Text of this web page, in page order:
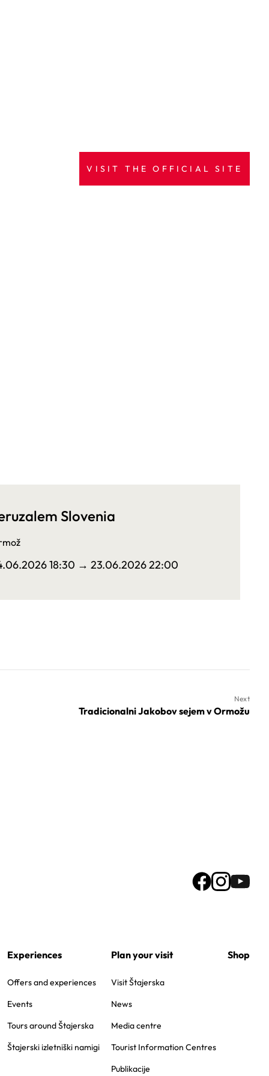
VISIT THE OFFICIAL SITE
Slovenia
18:30 → 23.06.2026 22:00
Next
Tradicionalni Jakobov sejem v Ormožu
Experiences
Offers and experiences
Events
Tours around Štajerska
Štajerski izletniški namigi
Plan your visit
Visit Štajerska
News
Media centre
Tourist Information Centres
Publikacije
Shop